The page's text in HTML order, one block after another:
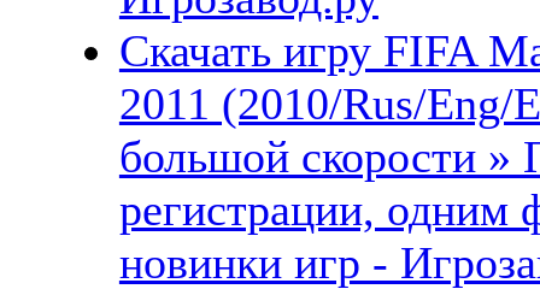
Скачать игру FIFA
2011 (2010/Rus/Eng/
большой скорости »
регистрации, одним
новинки игр -